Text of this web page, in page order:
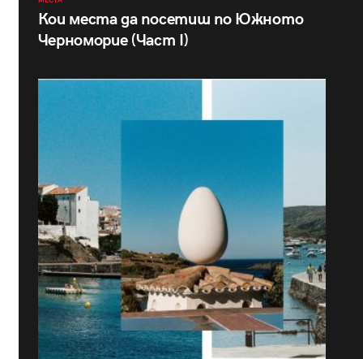
Кои места да посетиш по Южното
Черноморие (Част I)